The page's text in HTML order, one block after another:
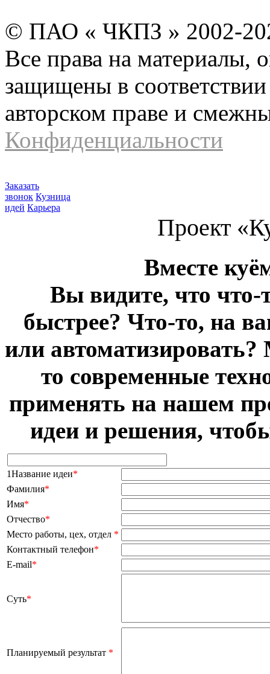
© ПАО « ЧКПЗ » 2002-
Все права на материалы,
защищены в соответствии
авторском праве и
Конфиденциальности
Заказать
звонок Кузница
идей Карьера
Проект
Вместе
Вы видите, что
быстрее? Что-то, на
или
то современные
применять на нашем
идеи и решения,
1Название идеи*
Фамилия*
Имя*
Отчество*
Место работы, цех, отдел *
Контактный телефон*
E-mail*
Суть*
Планируемый результат *